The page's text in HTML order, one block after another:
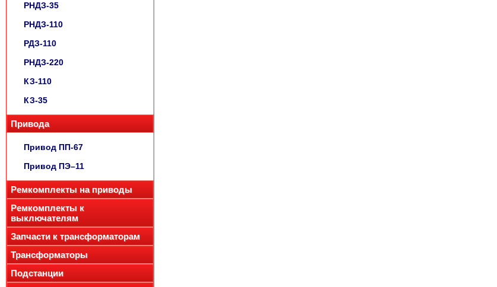
РНДЗ-35
РНДЗ-110
РДЗ-110
РНДЗ-220
КЗ-110
КЗ-35
Привода
Привод ПП-67
Привод ПЭ–11
Ремкомплекты на приводы
Ремкомплекты к
выключателям
Запчасти к трансформаторам
Трансформаторы
Подстанции